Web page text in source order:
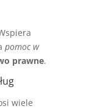
pomoc w
prawne.
wiele